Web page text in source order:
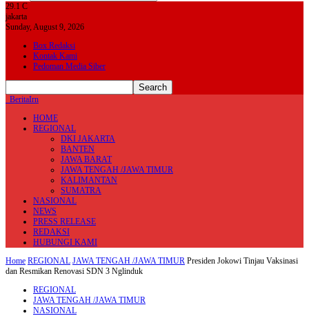
29.1 C
jakarta
Sunday, August 9, 2026
Box Redaksi
Kontak Kami
Pedoman Media Siber
BeritaIrn
HOME
REGIONAL
DKI JAKARTA
BANTEN
JAWA BARAT
JAWA TENGAH /JAWA TIMUR
KALIMANTAN
SUMATRA
NASIONAL
NEWS
PRESS RELEASE
REDAKSI
HUBUNGI KAMI
Home REGIONAL JAWA TENGAH /JAWA TIMUR Presiden Jokowi Tinjau Vaksinasi
dan Resmikan Renovasi SDN 3 Nglinduk
REGIONAL
JAWA TENGAH /JAWA TIMUR
NASIONAL